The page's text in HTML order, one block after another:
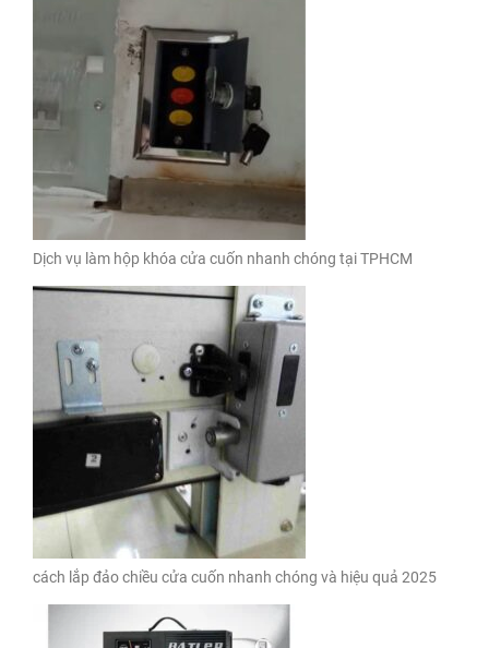
Dịch vụ làm hộp khóa cửa cuốn nhanh chóng tại TPHCM
cách lắp đảo chiều cửa cuốn nhanh chóng và hiệu quả 2025